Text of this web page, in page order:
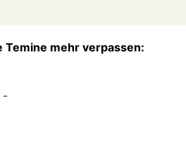
Temine mehr verpassen: